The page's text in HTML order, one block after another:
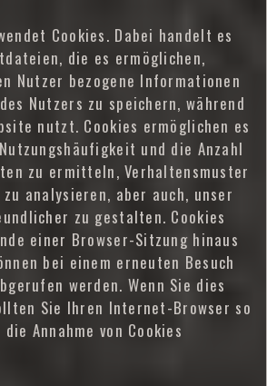
Cookies. Dabei handelt es
die es ermöglichen,
Nutzer bezogene Informationen
Nutzers zu speichern, während
nutzt. Cookies ermöglichen es
und die Anzahl
zu ermitteln, Verhaltensmuster
analysieren, aber auch, unser
zu gestalten. Cookies
einer Browser-Sitzung hinaus
bei einem erneuten Besuch
werden. Wenn Sie dies
Sie Ihren Internet-Browser so
Annahme von Cookies